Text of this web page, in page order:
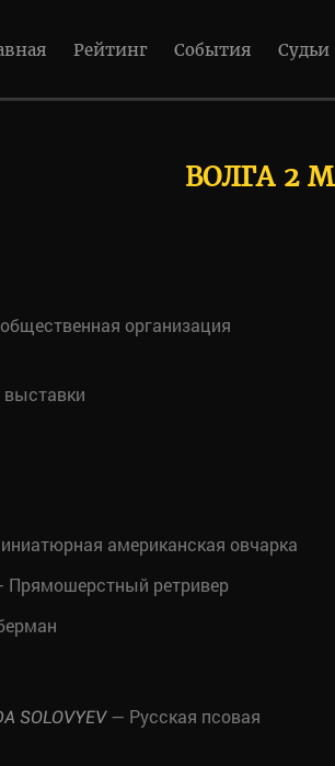
Рейтинг События Судьи
ВОЛГА 2
организация
выставки
американская овчарка
Прямошерстный ретривер
SOLOVYEV— Русская псовая